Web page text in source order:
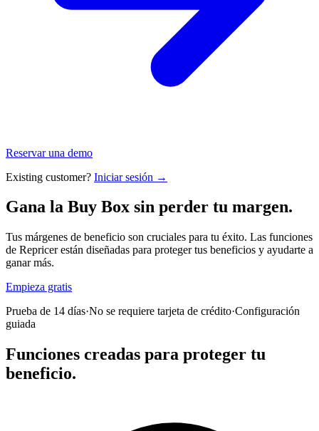
Reservar una demo
Existing customer? Iniciar sesión →
Gana la Buy Box sin perder tu margen.
Tus márgenes de beneficio son cruciales para tu éxito. Las funciones
de Repricer están diseñadas para proteger tus beneficios y ayudarte a
ganar más.
Empieza gratis
Prueba de 14 días·No se requiere tarjeta de crédito·Configuración
guiada
Funciones creadas para proteger tu
beneficio.